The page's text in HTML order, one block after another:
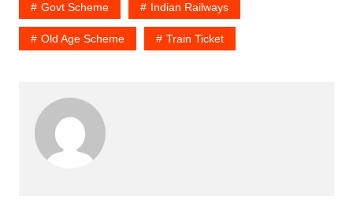
Govt Scheme Indian Railways
Old Age Scheme Train Ticket